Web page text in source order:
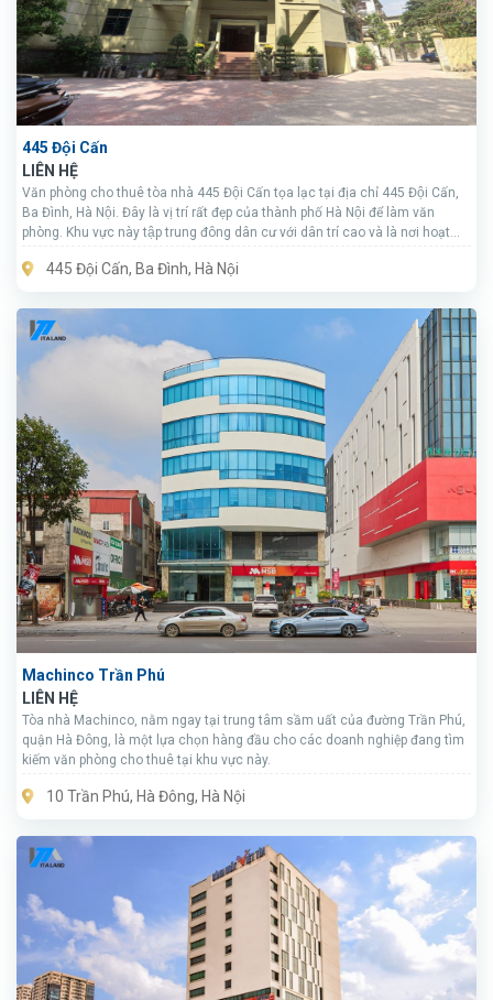
445 Đội Cấn
LIÊN HỆ
Văn phòng cho thuê tòa nhà 445 Đội Cấn tọa lạc tại địa chỉ 445 Đội Cấn,
Ba Đình, Hà Nội. Đây là vị trí rất đẹp của thành phố Hà Nội để làm văn
phòng. Khu vực này tập trung đông dân cư với dân trí cao và là nơi hoạt
445 Đội Cấn, Ba Đình, Hà Nội
Machinco Trần Phú
LIÊN HỆ
Tòa nhà Machinco, nằm ngay tại trung tâm sầm uất của đường Trần Phú,
quận Hà Đông, là một lựa chọn hàng đầu cho các doanh nghiệp đang tìm
kiếm văn phòng cho thuê tại khu vực này.
10 Trần Phú, Hà Đông, Hà Nội